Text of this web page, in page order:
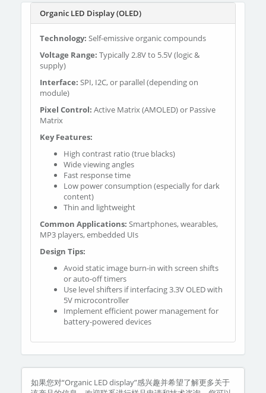
Organic LED Display (OLED)
Technology: Self-emissive organic compounds
Voltage Range: Typically 2.8V to 5.5V (logic &
supply)
Interface: SPI, I2C, or parallel (depending on
module)
Pixel Control: Active Matrix (AMOLED) or Passive
Matrix
Key Features:
High contrast ratio (true blacks)
Wide viewing angles
Fast response time
Low power consumption (especially for dark
content)
Thin and lightweight
Common Applications: Smartphones, wearables,
MP3 players, embedded UIs
Design Tips:
Avoid static image burn-in with screen shifts
or auto-off timers
Use level shifters if interfacing 3.3V OLED with
5V microcontroller
Implement efficient power management for
battery-powered devices
如果您对“Organic LED display”感兴趣并希望了解更多关于